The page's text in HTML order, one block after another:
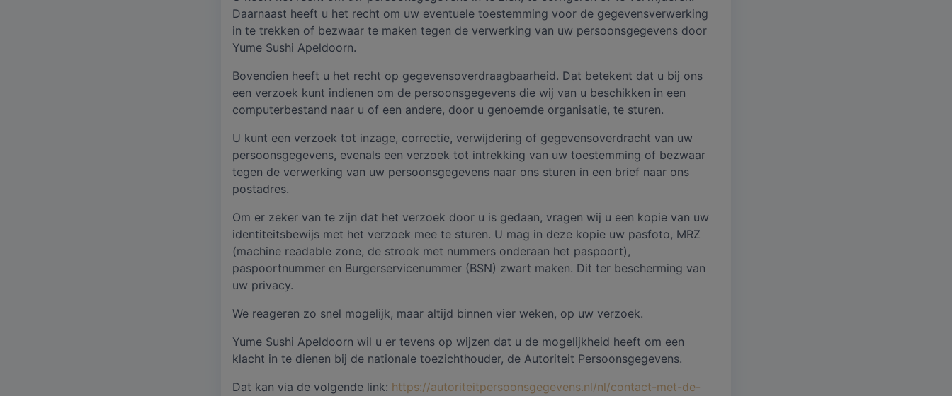
Daarnaast heeft u het recht om uw eventuele toestemming voor de gegevensverwerking
in te trekken of bezwaar te maken tegen de verwerking van uw persoonsgegevens door
Yume Sushi Apeldoorn.
Bovendien heeft u het recht op gegevensoverdraagbaarheid. Dat betekent dat u bij ons
een verzoek kunt indienen om de persoonsgegevens die wij van u beschikken in een
computerbestand naar u of een andere, door u genoemde organisatie, te sturen.
U kunt een verzoek tot inzage, correctie, verwijdering of gegevensoverdracht van uw
persoonsgegevens, evenals een verzoek tot intrekking van uw toestemming of bezwaar
tegen de verwerking van uw persoonsgegevens naar ons sturen in een brief naar ons
postadres.
Om er zeker van te zijn dat het verzoek door u is gedaan, vragen wij u een kopie van uw
identiteitsbewijs met het verzoek mee te sturen. U mag in deze kopie uw pasfoto, MRZ
(machine readable zone, de strook met nummers onderaan het paspoort),
paspoortnummer en Burgerservicenummer (BSN) zwart maken. Dit ter bescherming van
uw privacy.
We reageren zo snel mogelijk, maar altijd binnen vier weken, op uw verzoek.
Yume Sushi Apeldoorn wil u er tevens op wijzen dat u de mogelijkheid heeft om een
klacht in te dienen bij de nationale toezichthouder, de Autoriteit Persoonsgegevens.
Dat kan via de volgende link: https://autoriteitpersoonsgegevens.nl/nl/contact-met-de-